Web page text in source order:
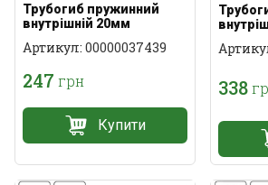
Трубогиб пружинний
внутрішній 20мм
Артикул: 00000037439
247 грн
Купити
338